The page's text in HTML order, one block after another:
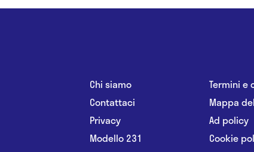
Chi siamo
Contattaci
Privacy
Modello 231
Termini e
Mappa
Ad policy
Cookie